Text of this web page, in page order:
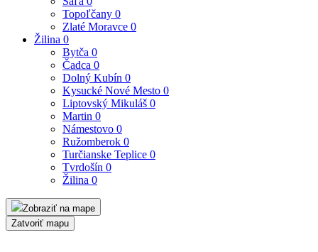
Topoľčany 0
Zlaté Moravce 0
Žilina 0
Bytča 0
Čadca 0
Dolný Kubín 0
Kysucké Nové Mesto 0
Liptovský Mikuláš 0
Martin 0
Námestovo 0
Ružomberok 0
Turčianske Teplice 0
Tvrdošín 0
Žilina 0
Zobraziť na mape
Zatvoriť mapu